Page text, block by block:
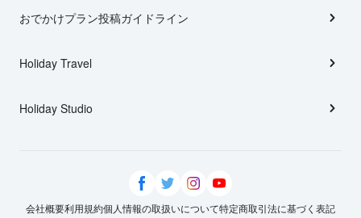
おでかけプラン投稿ガイドライン
Holiday Travel
Holiday Studio
会社概要利用規約個人情報の取扱いについて特定商取引法に基づく表記